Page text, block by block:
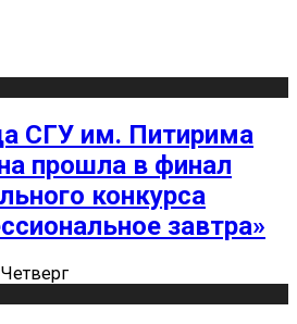
СГУ им. Питирима
прошла в финал
конкурса
завтра»